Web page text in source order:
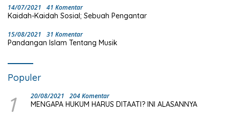
14/07/2021 41 Komentar
Kaidah-Kaidah Sosial; Sebuah Pengantar
15/08/2021 31 Komentar
Pandangan Islam Tentang Musik
Populer
1 20/08/2021 204 Komentar
MENGAPA HUKUM HARUS DITAATI? INI ALASANNYA